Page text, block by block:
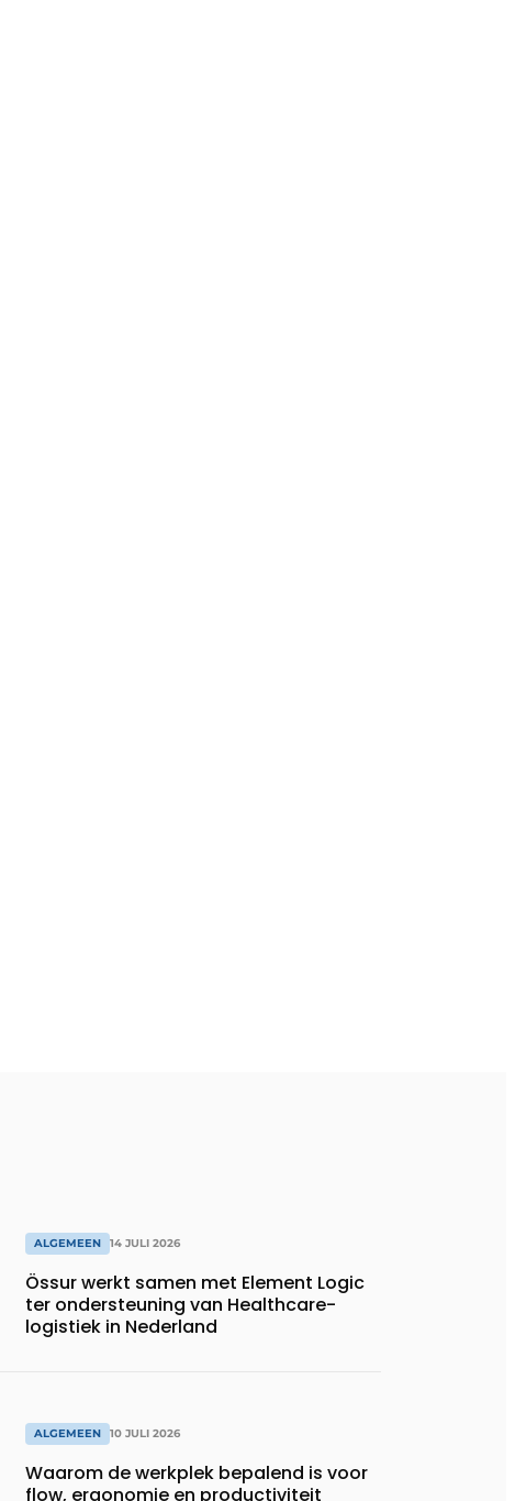
ALGEMEEN 14 JULI 2026
Össur werkt samen met Element Logic
ter ondersteuning van Healthcare-
logistiek in Nederland
ALGEMEEN 10 JULI 2026
Waarom de werkplek bepalend is voor
flow, ergonomie en productiviteit